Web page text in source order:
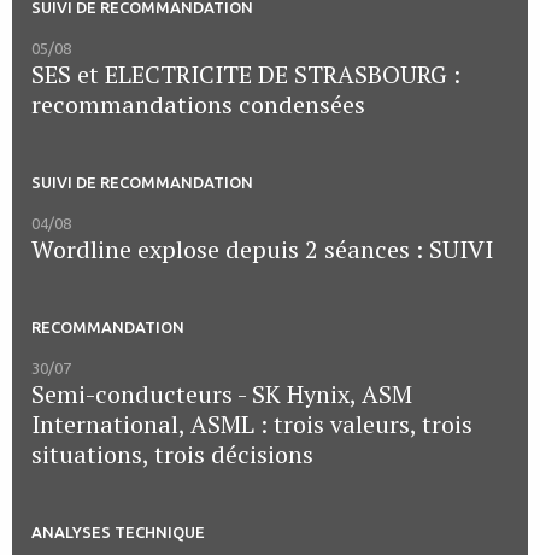
SUIVI DE RECOMMANDATION
05/08
SES et ELECTRICITE DE STRASBOURG :
recommandations condensées
SUIVI DE RECOMMANDATION
04/08
Wordline explose depuis 2 séances : SUIVI
RECOMMANDATION
30/07
Semi-conducteurs - SK Hynix, ASM
International, ASML : trois valeurs, trois
situations, trois décisions
ANALYSES TECHNIQUE